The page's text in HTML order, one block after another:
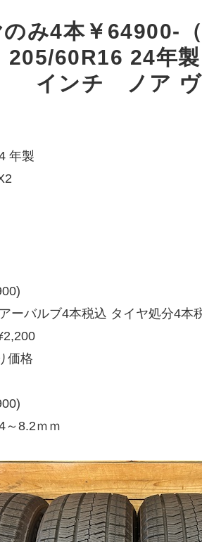
のみ4本￥64900-
60R16 24年
インチ ノア ヴ
年製
ーバルブ4本税込 タイヤ処分4本
価格
～8.2ｍｍ